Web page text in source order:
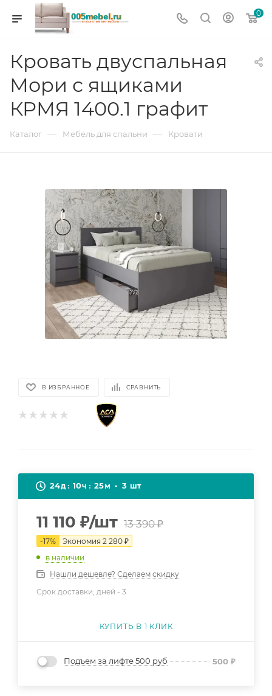
0
Кровать двуспальная
Мори с ящиками
КРМЯ 1400.1 графит
Каталог — Мебель для спальни — Кровати
В ИЗБРАННОЕ СРАВНИТЬ
24д 10ч 25м 3 шт
11 110 ₽/шт 13 390₽
-17% Экономия 2 280 ₽
в наличии
Нашли дешевле? Сделаем скидку
Срок доставки, дней - 3
КУПИТЬ В 1 КЛИК
Подъем за лифте 500 руб 500 ₽